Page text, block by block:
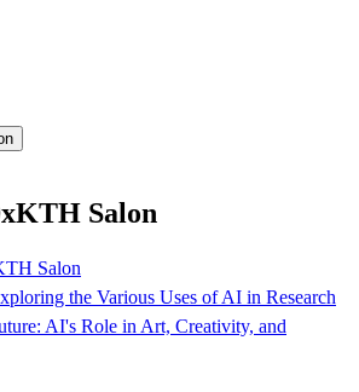
Salon
Salon
the Various Uses of AI in Research
AI's Role in Art, Creativity, and